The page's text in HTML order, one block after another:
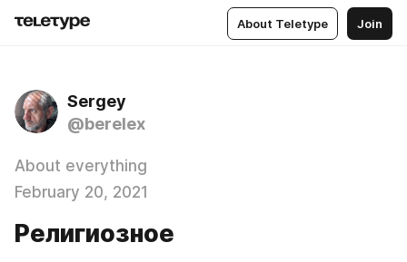
About Teletype Join
Sergey
@berelex
About everything
February 20, 2021
Религиозное